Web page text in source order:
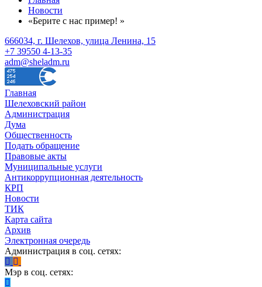
Новости
«Берите с нас пример! »
666034, г. Шелехов, улица Ленина, 15
+7 39550 4-13-35
adm@sheladm.ru
Главная
Шелеховский район
Администрация
Дума
Общественность
Подать обращение
Правовые акты
Муниципальные услуги
Антикоррупционная деятельность
КРП
Новости
ТИК
Карта сайта
Архив
Электронная очередь
Администрация в соц. сетях:
Мэр в соц. сетях: